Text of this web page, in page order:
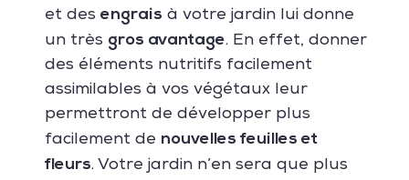
et des engrais à votre jardin lui donne
un très gros avantage. En effet, donner
des éléments nutritifs facilement
assimilables à vos végétaux leur
permettront de développer plus
facilement de nouvelles feuilles et
fleurs. Votre jardin n’en sera que plus